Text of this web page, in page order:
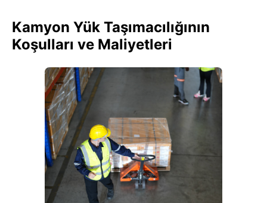
Kamyon Yük Taşımacılığının
Koşulları ve Maliyetleri